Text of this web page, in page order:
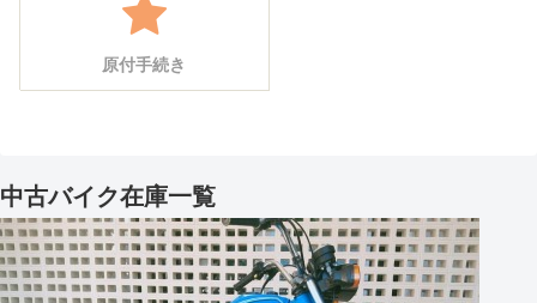
原付手続き
中古バイク在庫一覧